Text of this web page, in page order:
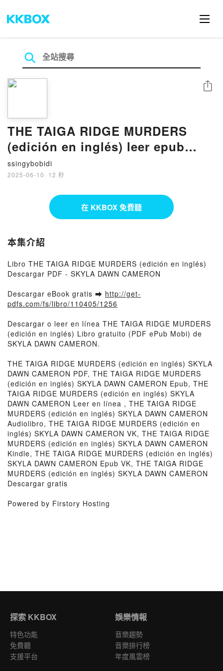
THE TAIGA RIDGE MURDERS
(edición en inglés) leer epub
gratis
ssingybobidi
2025-06-10 · 12 秒
分享
在 KKBOX 免費聽
本集介紹
Libro THE TAIGA RIDGE MURDERS (edición en inglés)
Descargar PDF - SKYLA DAWN CAMERON
Descargar eBook gratis ➡ http://get-
pdfs.com/fs/libro/110405/1256
Descargar o leer en línea THE TAIGA RIDGE MURDERS
(edición en inglés) Libro gratuito (PDF ePub Mobi) de
SKYLA DAWN CAMERON.
THE TAIGA RIDGE MURDERS (edición en inglés) SKYLA
DAWN CAMERON PDF, THE TAIGA RIDGE MURDERS
(edición en inglés) SKYLA DAWN CAMERON Epub, THE
TAIGA RIDGE MURDERS (edición en inglés) SKYLA
DAWN CAMERON Leer en línea , THE TAIGA RIDGE
MURDERS (edición en inglés) SKYLA DAWN CAMERON
Audiolibro, THE TAIGA RIDGE MURDERS (edición en
inglés) SKYLA DAWN CAMERON VK, THE TAIGA RIDGE
MURDERS (edición en inglés) SKYLA DAWN CAMERON
Kindle, THE TAIGA RIDGE MURDERS (edición en inglés)
SKYLA DAWN CAMERON Epub VK, THE TAIGA RIDGE
MURDERS (edición en inglés) SKYLA DAWN CAMERON
Descargar gratis
Powered by Firstory Hosting
探索 KKBOX
特色功能
免費聽
支援平台
娛樂情報
音樂趨勢
音樂排行榜
年度風雲榜